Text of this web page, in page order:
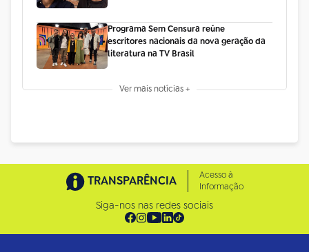
Programa Sem Censura reúne
escritores nacionais da nova geração da
literatura na TV Brasil
Ver mais notícias +
TRANSPARÊNCIA
Acesso à
Informação
Siga-nos nas redes sociais